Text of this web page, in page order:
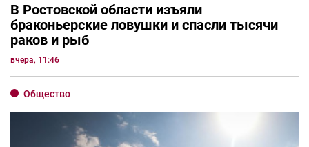
В Ростовской области изъяли
браконьерские ловушки и спасли тысячи
раков и рыб
вчера, 11:46
Общество